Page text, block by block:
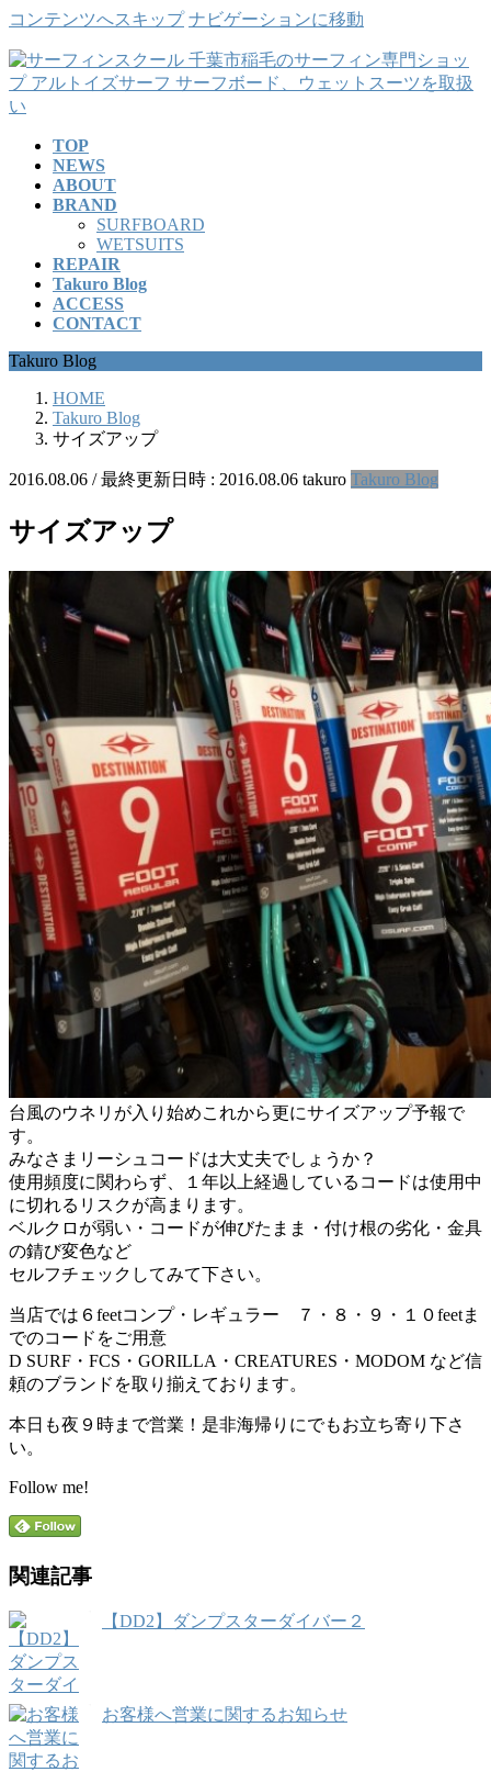
コンテンツへスキップ ナビゲーションに移動
TOP
NEWS
ABOUT
BRAND
SURFBOARD
WETSUITS
REPAIR
Takuro Blog
ACCESS
CONTACT
Takuro Blog
HOME
Takuro Blog
サイズアップ
2016.08.06 / 最終更新日時 : 2016.08.06 takuro Takuro Blog
サイズアップ
台風のウネリが入り始めこれから更にサイズアップ予報で
す。
みなさまリーシュコードは大丈夫でしょうか？
使用頻度に関わらず、１年以上経過しているコードは使用中
に切れるリスクが高まります。
ベルクロが弱い・コードが伸びたまま・付け根の劣化・金具
の錆び変色など
セルフチェックしてみて下さい。
当店では６feetコンプ・レギュラー ７・８・９・１０feetま
でのコードをご用意
D SURF・FCS・GORILLA・CREATURES・MODOM など信
頼のブランドを取り揃えております。
本日も夜９時まで営業！是非海帰りにでもお立ち寄り下さ
い。
Follow me!
関連記事
【DD2】ダンプスターダイバー２
お客様へ営業に関するお知らせ